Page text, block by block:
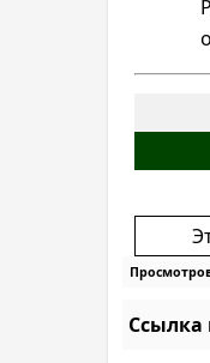
Ссылка